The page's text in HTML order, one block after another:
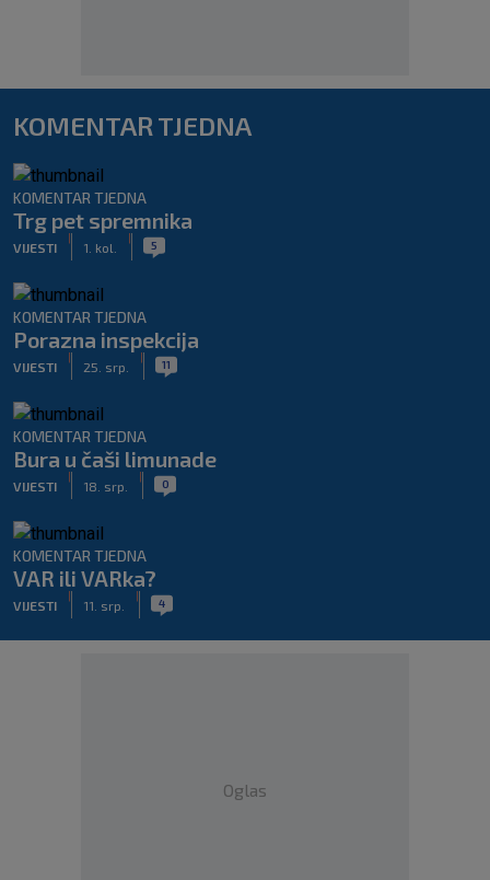
KOMENTAR TJEDNA
KOMENTAR TJEDNA
Trg pet spremnika
VIJESTI 1. kol. 5
KOMENTAR TJEDNA
Porazna inspekcija
VIJESTI 25. srp. 11
KOMENTAR TJEDNA
Bura u čaši limunade
VIJESTI 18. srp. 0
KOMENTAR TJEDNA
VAR ili VARka?
VIJESTI 11. srp. 4
Oglas